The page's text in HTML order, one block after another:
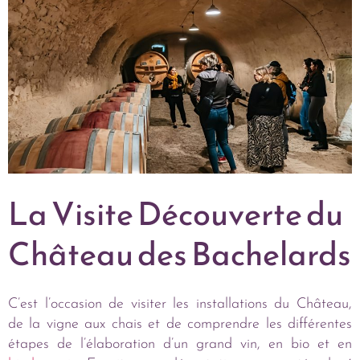
La Visite Découverte du
Château des Bachelards
C’est l’occasion de visiter les installations du Château,
de la vigne aux chais et de comprendre les différentes
étapes de l’élaboration d’un grand vin, en bio et en